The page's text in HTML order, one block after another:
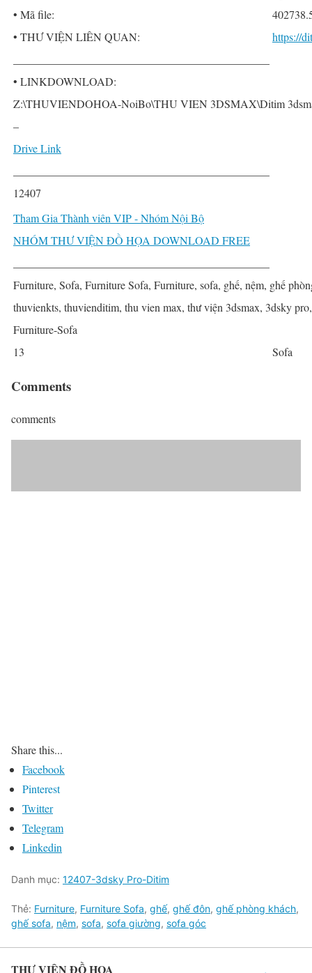
• Mã file:
• THƯ VIỆN LIÊN QUAN:
https://
• LINKDOWNLOAD:
Z:\THUVIENDOHOA-NoiBo\THU VIEN 3DSMAX\Ditim
–
Drive Link
12407
Tham Gia Thành viên VIP - Nhóm Nội Bộ
NHÓM THƯ VIỆN ĐỒ HỌA DOWNLOAD FREE
Furniture, Sofa, Furniture Sofa, Furniture, sofa, ghế, nệm, ghế
thuvienkts, thuvienditim, thu vien max, thư viện 3dsmax, 3dsky
Furniture-Sofa
13
Sofa
Comments
comments
Share this...
Facebook
Pinterest
Twitter
Telegram
Linkedin
Danh mục: 12407-3dsky Pro-Ditim
Thẻ: Furniture, Furniture Sofa, ghế, ghế đôn, ghế phòng khách,
ghế sofa, nệm, sofa, sofa giường, sofa góc
THƯ VIỆN ĐỒ HỌA